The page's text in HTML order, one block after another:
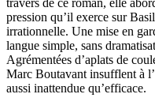
travers de ce roman, elle
pression qu’il exerce sur
irrationnelle. Une mise en
langue simple, sans
Agrémentées d’aplats de
Marc Boutavant insufflent à
aussi inattendue qu’efficace.